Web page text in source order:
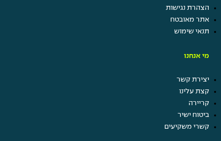
הצהרת נגישות
אתר מאובטח
תנאי שימוש
מי אנחנו
יצירת קשר
קצת עלינו
קריירה
ביטוח ישיר
קשרי משקיעים